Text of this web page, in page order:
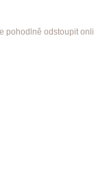
pohodlně odstoupit